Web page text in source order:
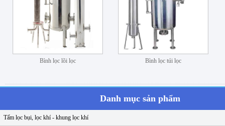
Bình lọc lõi lọc Bình lọc túi lọc
Danh mục sản phẩm
Tấm lọc bụi, lọc khí - khung lọc khí